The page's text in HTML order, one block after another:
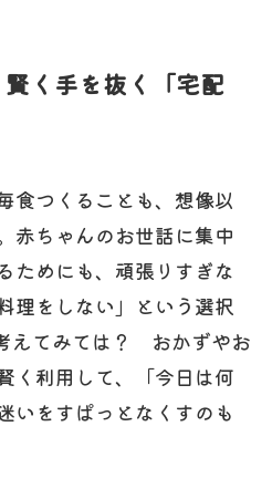
く手を抜く「宅配
食つくることも、想像以
赤ちゃんのお世話に集中
ためにも、頑張りすぎな
理をしない」という選択
えてみては？ おかずやお
く利用して、「今日は何
いをすぱっとなくすのも